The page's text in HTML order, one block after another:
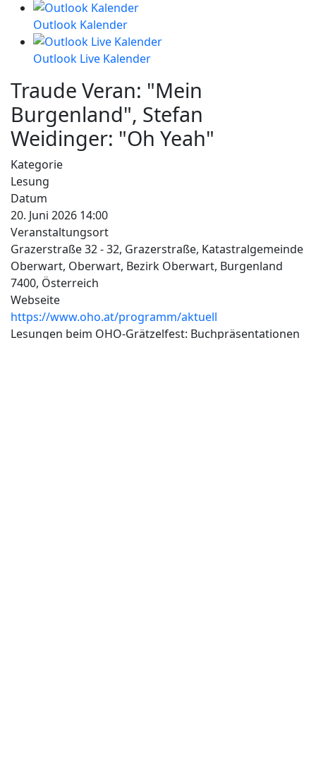
Outlook Kalender
Outlook Live Kalender
Traude Veran: "Mein
Burgenland", Stefan
Weidinger: "Oh Yeah"
Kategorie
Lesung
Datum
20. Juni 2026 14:00
Veranstaltungsort
Grazerstraße 32 - 32, Grazerstraße, Katastralgemeinde
Oberwart, Oberwart, Bezirk Oberwart, Burgenland
7400, Österreich
Webseite
https://www.oho.at/programm/aktuell
Lesungen beim OHO-Grätzelfest: Buchpräsentationen